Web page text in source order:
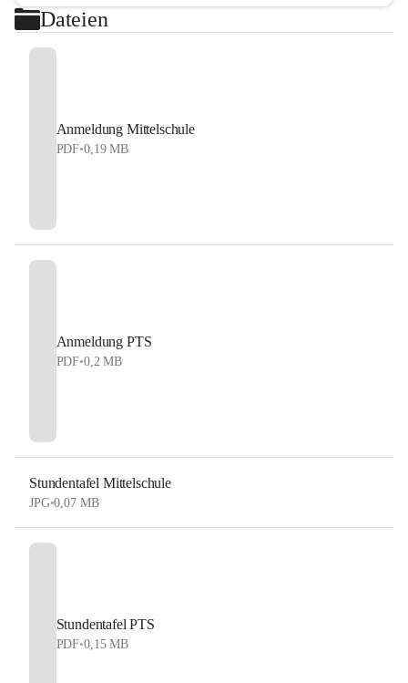
Dateien
Anmeldung Mittelschule
PDF•0,19 MB
Anmeldung PTS
PDF•0,2 MB
Stundentafel Mittelschule
JPG•0,07 MB
Stundentafel PTS
PDF•0,15 MB